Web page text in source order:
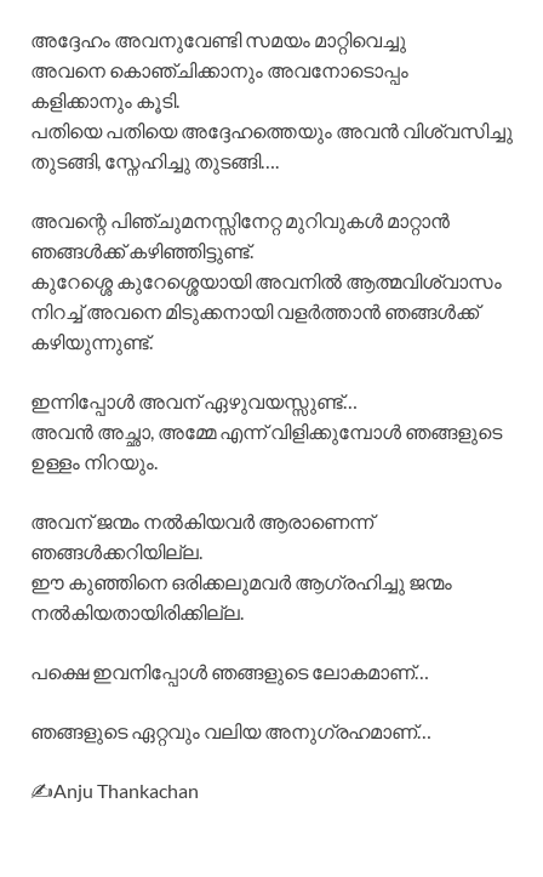
അദ്ദേഹം അവനുവേണ്ടി സമയം മാറ്റിവെച്ചു
അവനെ കൊഞ്ചിക്കാനും അവനോടൊപ്പം
കളിക്കാനും കൂടി.
പതിയെ പതിയെ അദ്ദേഹത്തെയും അവൻ വിശ്വസിച്ചു
തുടങ്ങി, സ്നേഹിച്ചു തുടങ്ങി….
അവന്റെ പിഞ്ചുമനസ്സിനേറ്റ മുറിവുകൾ മാറ്റാൻ
ഞങ്ങൾക്ക് കഴിഞ്ഞിട്ടുണ്ട്.
കുറേശ്ശെ കുറേശ്ശെയായി അവനിൽ ആത്മവിശ്വാസം
നിറച്ച് അവനെ മിടുക്കനായി വളർത്താൻ ഞങ്ങൾക്ക്
കഴിയുന്നുണ്ട്.
ഇന്നിപ്പോൾ അവന് ഏഴുവയസ്സുണ്ട്…
അവൻ അച്ഛാ, അമ്മേ എന്ന് വിളിക്കുമ്പോൾ ഞങ്ങളുടെ
ഉള്ളം നിറയും.
അവന് ജന്മം നൽകിയവർ ആരാണെന്ന്
ഞങ്ങൾക്കറിയില്ല.
ഈ കുഞ്ഞിനെ ഒരിക്കലുമവർ ആഗ്രഹിച്ചു ജന്മം
നൽകിയതായിരിക്കില്ല.
പക്ഷെ ഇവനിപ്പോൾ ഞങ്ങളുടെ ലോകമാണ്…
ഞങ്ങളുടെ ഏറ്റവും വലിയ അനുഗ്രഹമാണ്…
✍️Anju Thankachan